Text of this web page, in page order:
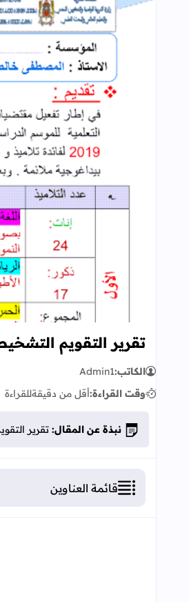
تقرير التقويم
الكاتب:Admin1
وقت القراءة:أقل من دقيقةللقراءة
نبذة عن المقال: تقرير
قائمة العناوين